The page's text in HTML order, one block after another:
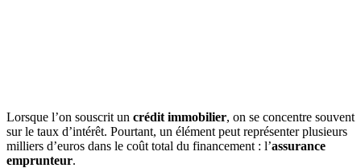
Lorsque l’on souscrit un crédit immobilier, on se concentre souvent
sur le taux d’intérêt. Pourtant, un élément peut représenter plusieurs
milliers d’euros dans le coût total du financement : l’assurance
emprunteur.